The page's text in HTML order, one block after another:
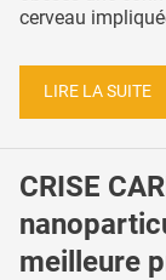
cerveau
LIRE LA SUITE
CRISE
meilleure